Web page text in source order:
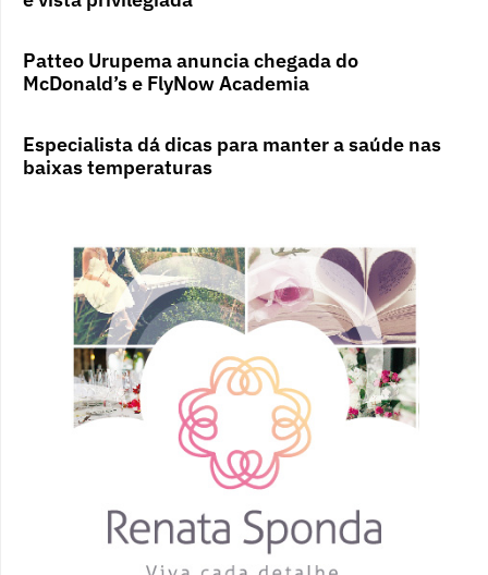
Patteo Urupema anuncia chegada do
McDonald’s e FlyNow Academia
Especialista dá dicas para manter a saúde nas
baixas temperaturas